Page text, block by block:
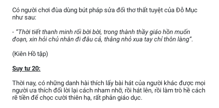
Có người chơi đùa dùng bút pháp sửa đổi thơ thất tuyệt của Đỗ Mục
như sau:
- “Thời tiết thanh minh rối bời bời, trong thành thầy giáo hồn muốn
đoạn, xin hỏi chủ nhân đi đâu cả, thằng nhỏ xua tay chỉ thôn làng”.
(Kiên Hồ tập)
Suy tư 20:
Thời nay, có những danh hài thích lấy bài hát của người khác được mọi
người ưa thích đổi lời lại cách nham nhỡ, rồi hát lên, rồi làm trò hề cách
rẽ tiền để chọc cười thiên hạ, rất phản giáo dục.